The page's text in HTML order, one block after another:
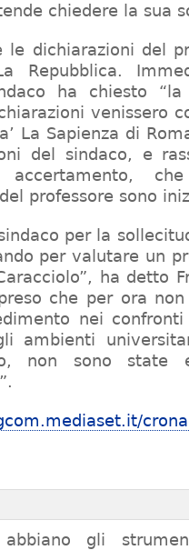
chiedere la sua
le dichiarazioni del
Repubblica.
ha chiesto “la
venissero
La Sapienza di
del sindaco, e
professore sono
per la
per valutare un
ha detto
che per ora non
nei
ambienti
non sono state
gli